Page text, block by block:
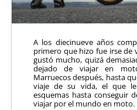
A los diecinueve años
primero que hizo fue irse de
gustó mucho, quizá
dejado de viajar en
Marruecos después, hasta
viaje de su vida, el que
esquemas hasta conseguir
viajar por el mundo en moto.